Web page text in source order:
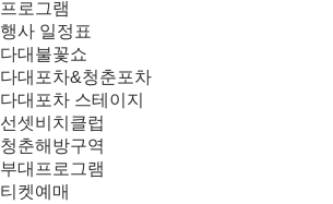
프로그램
행사 일정표
다대불꽃쇼
다대포차&청춘포차
다대포차 스테이지
선셋비치클럽
청춘해방구역
부대프로그램
티켓예매